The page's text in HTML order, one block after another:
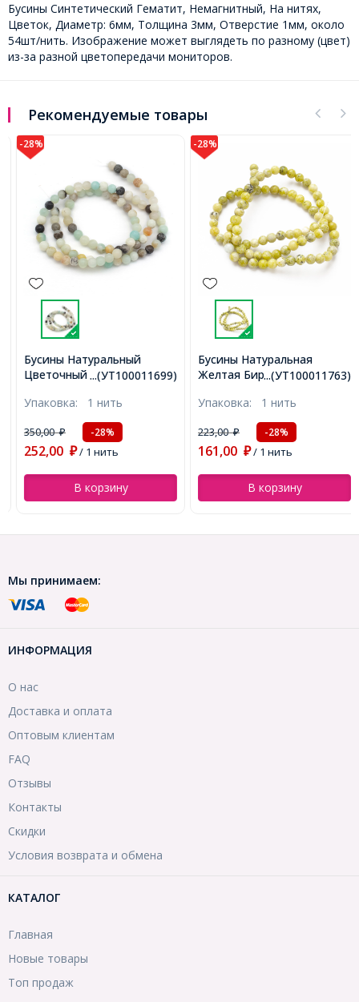
Бусины Синтетический Гематит, Немагнитный, На нитях,
Цветок, Диаметр: 6мм, Толщина 3мм, Отверстие 1мм, около
54шт/нить. Изображение может выглядеть по разному (цвет)
из-за разной цветопередачи мониторов.
Рекомендуемые товары
-28%
...(УТ100011699)
Бусины Натуральный
Цветочный Амазонит, На
Отв. 1мм, около
95шт/39см/нить,
(УТ100011699)
Упаковка: 1 нить
350,00₽ -28%
252,00 ₽ / 1 нить
В корзину
-28%
...(УТ100011763)
Бусины Натуральная
Желтая Бирюза Круглые, 4-
около 85шт/37см/нить,
(УТ100011763)
Упаковка: 1 нить
223,00₽ -28%
161,00 ₽ / 1 нить
В корзину
Мы принимаем:
ИНФОРМАЦИЯ
О нас
Доставка и оплата
Оптовым клиентам
FAQ
Отзывы
Контакты
Скидки
Условия возврата и обмена
КАТАЛОГ
Главная
Новые товары
Топ продаж